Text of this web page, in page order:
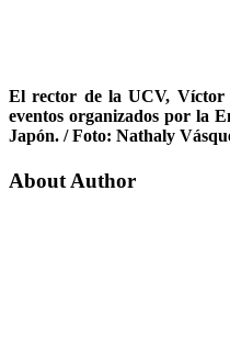
El rector de la UCV, Víctor
eventos organizados por la
Japón. / Foto: Nathaly
About Author